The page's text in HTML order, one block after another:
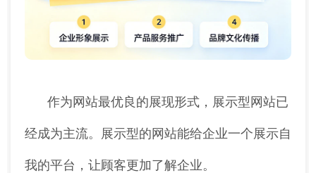
作为网站最优良的展现形式，展示型网站已
经成为主流。展示型的网站能给企业一个展示自
我的平台，让顾客更加了解企业。